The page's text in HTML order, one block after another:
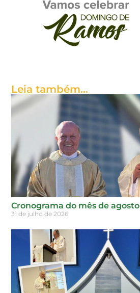
Leia também...
Cronograma do mês de agosto
31 de julho de 2026